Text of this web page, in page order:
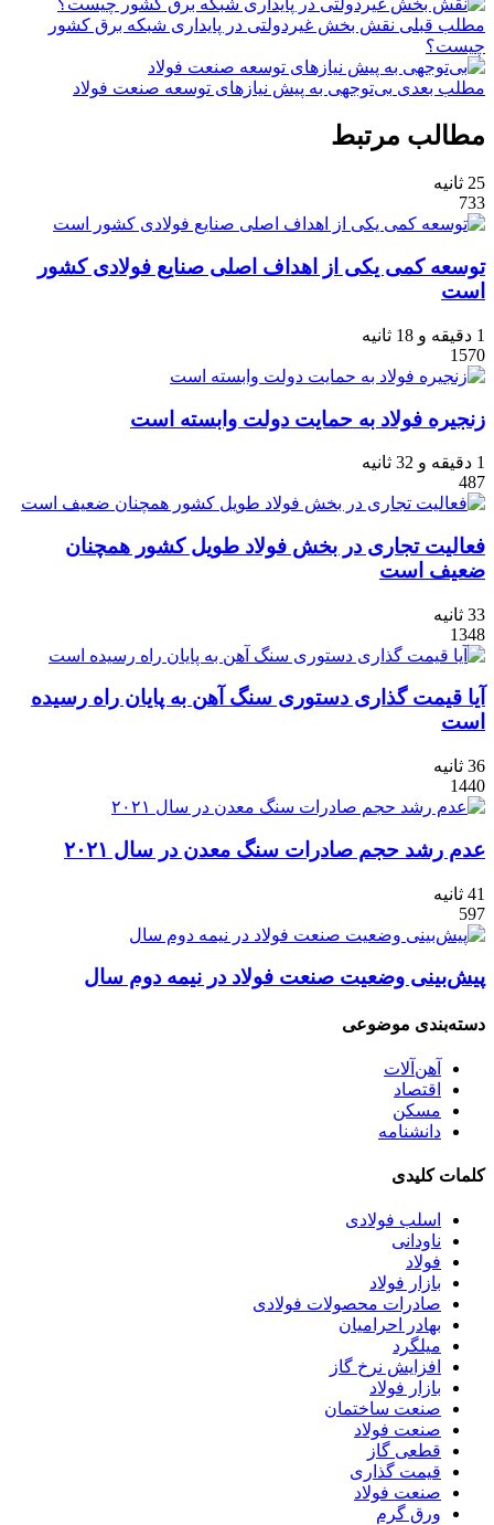
مطلب قبلی نقش‌ بخش غیردولتی در پایداری شبکه برق کشور
چیست؟
مطلب بعدی بی‌توجهی به پیش‌ نیازهای توسعه صنعت فولاد
مطالب مرتبط
25 ثانیه
733
توسعه کمی یکی از اهداف اصلی صنایع فولادی کشور
است
1 دقیقه و 18 ثانیه
1570
زنجیره فولاد به حمایت دولت وابسته‌ است
1 دقیقه و 32 ثانیه
487
فعالیت تجاری در بخش فولاد طویل کشور همچنان
ضعیف است
33 ثانیه
1348
آیا قیمت گذاری دستوری سنگ آهن به پایان راه رسیده
است
36 ثانیه
1440
عدم رشد حجم صادرات سنگ معدن در سال ۲۰۲۱
41 ثانیه
597
پیش‌بینی وضعیت صنعت فولاد در نیمه دوم سال
دسته‌بندی موضوعی
آهن‌آلات
اقتصاد
مسکن
دانشنامه
کلمات کلیدی
اسلب فولادی
ناودانی
فولاد
بازار فولاد
صادرات محصولات فولادی
بهادر احرامیان
میلگرد
افزایش نرخ گاز
بازار فولاد
صنعت ساختمان
صنعت فولاد
قطعی گاز
قیمت گذاری
صنعت فولاد
ورق گرم